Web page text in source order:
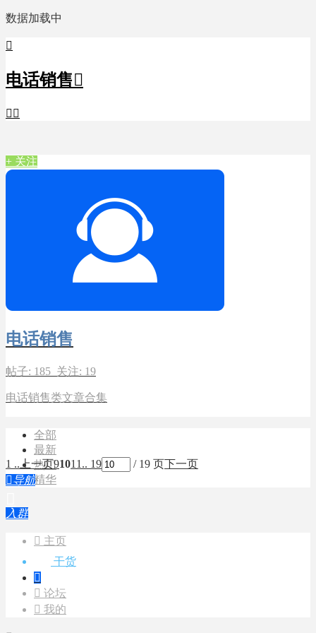
数据加载中

电话销售
 
+ 关注
电话销售
帖子: 185 关注: 19
电话销售类文章合集
全部
最新
热门
精华
1 .. 上一页91011 .. 19 / 19 页下一页
导航
入群
 主页
干货

 论坛
 我的